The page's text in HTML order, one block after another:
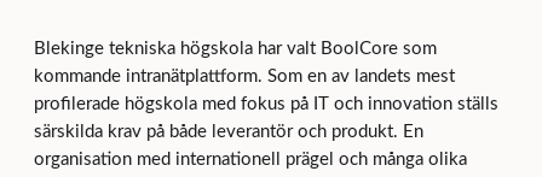
Blekinge tekniska högskola har valt BoolCore som
kommande intranätplattform. Som en av landets mest
profilerade högskola med fokus på IT och innovation ställs
särskilda krav på både leverantör och produkt. En
organisation med internationell prägel och många olika